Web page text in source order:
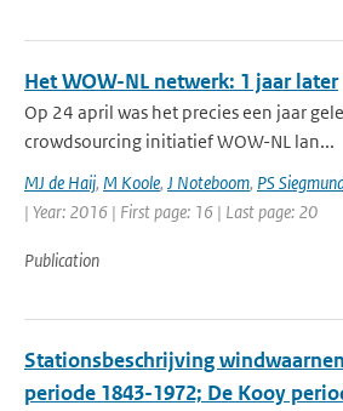
Het WOW-NL netwerk: 1 jaar later
Op 24 april was het precies een jaar
crowdsourcing initiatief WOW-NL lan...
MJ de Haij, M Koole, J Noteboom, PS
| Year: 2016 | First page: 16 | Last page: 20
Publication
Stationsbeschrijving
periode 1843-1972; De Kooy